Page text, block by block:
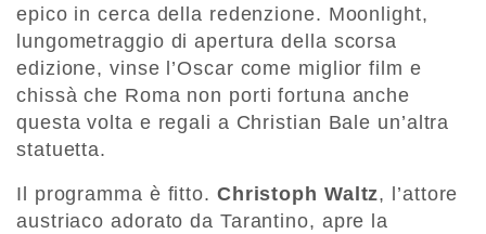
epico in cerca della redenzione. Moonlight,
lungometraggio di apertura della scorsa
edizione, vinse l’Oscar come miglior film e
chissà che Roma non porti fortuna anche
questa volta e regali a Christian Bale un’altra
statuetta.
Il programma è fitto. Christoph Waltz, l’attore
austriaco adorato da Tarantino, apre la